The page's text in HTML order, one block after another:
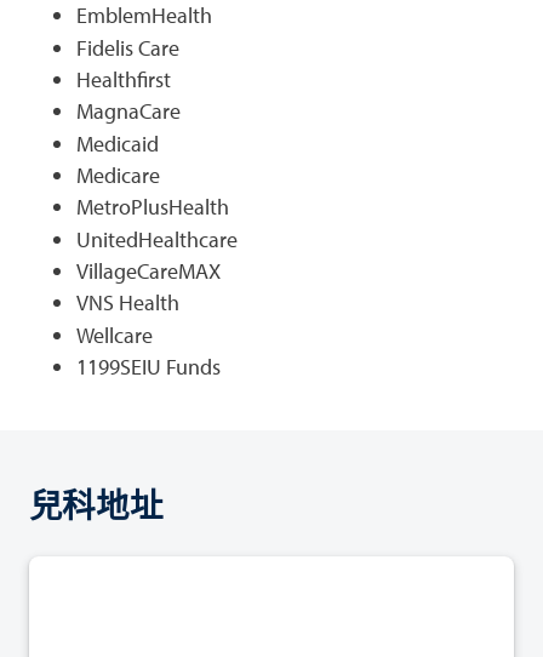
EmblemHealth
Fidelis Care
Healthfirst
MagnaCare
Medicaid
Medicare
MetroPlusHealth
UnitedHealthcare
VillageCareMAX
VNS Health
Wellcare
1199SEIU Funds
兒科地址